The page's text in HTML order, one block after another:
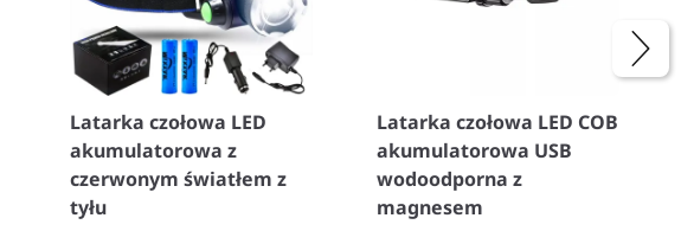
Latarka czołowa LED
akumulatorowa z
czerwonym światłem z
tyłu
Latarka czołowa LED COB
akumulatorowa USB
wodoodporna z
magnesem